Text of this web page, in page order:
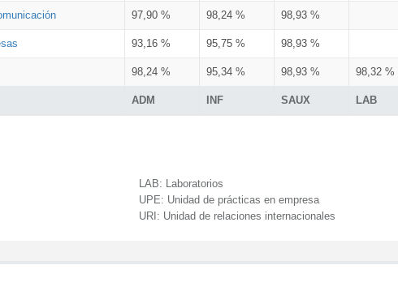
ADM INF SAUX LAB
97,90 % 98,24 % 98,93 %
93,16 % 95,75 % 98,93 %
98,24 % 95,34 % 98,93 % 98,32 %
LAB: Laboratorios
UPE: Unidad de prácticas en empresa
URI: Unidad de relaciones internacionales